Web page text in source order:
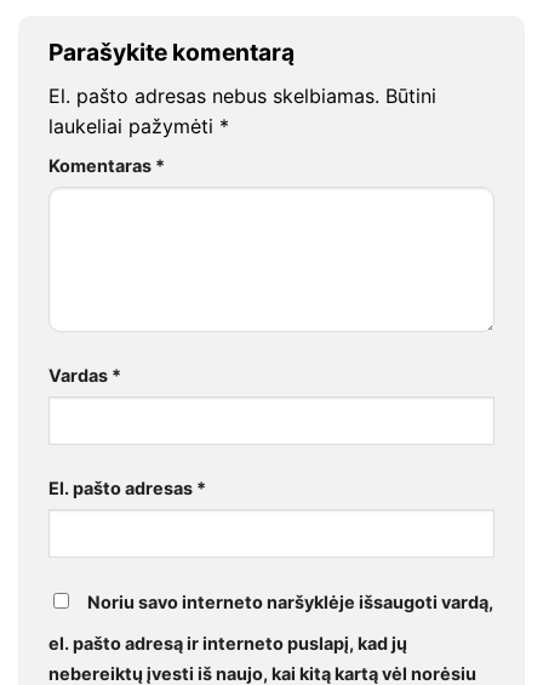
Parašykite komentarą
El. pašto adresas nebus skelbiamas. Būtini
laukeliai pažymėti *
Komentaras *
Vardas *
El. pašto adresas *
Noriu savo interneto naršyklėje išsaugoti vardą,
el. pašto adresą ir interneto puslapį, kad jų
nebereiktų įvesti iš naujo, kai kitą kartą vėl norėsiu